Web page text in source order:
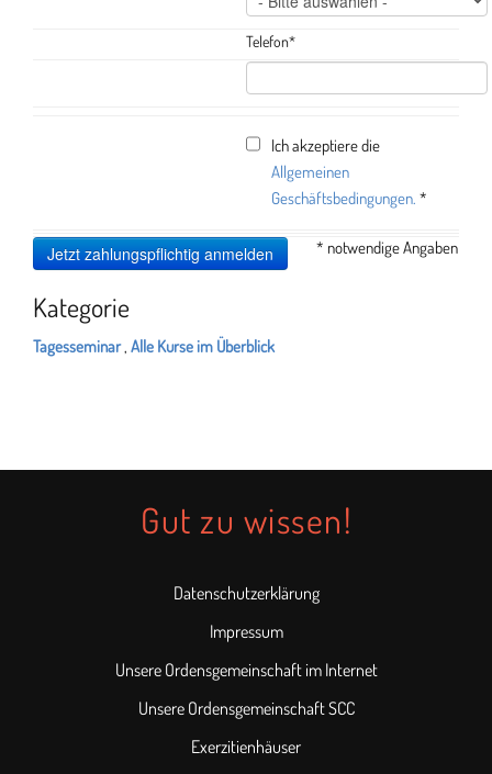
Telefon*
Ich akzeptiere die
Allgemeinen
Geschäftsbedingungen. *
* notwendige Angaben
Jetzt zahlungspflichtig anmelden
Kategorie
Tagesseminar, Alle Kurse im Überblick
Gut zu wissen!
Datenschutzerklärung
Impressum
Unsere Ordensgemeinschaft im Internet
Unsere Ordensgemeinschaft SCC
Exerzitienhäuser